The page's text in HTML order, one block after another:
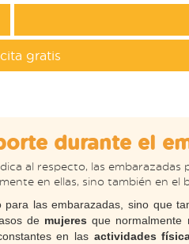
gratis
durante el
al respecto, las embarazadas
en ellas, sino también en el
las embarazadas, sino que
de mujeres que normalmente
en las actividades